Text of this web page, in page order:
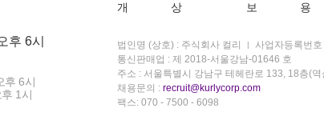
후 6시
후 6시
1시
개
상
보
용
법인명 (상호) : 주식회사 컬리 사업자등록번
통신판매업 : 제 2018-서울강남-01646 호
주소 : 서울특별시 강남구 테헤란로 133, 18층(역
채용문의 : recruit@kurlycorp.com
팩스: 070 - 7500 - 6098